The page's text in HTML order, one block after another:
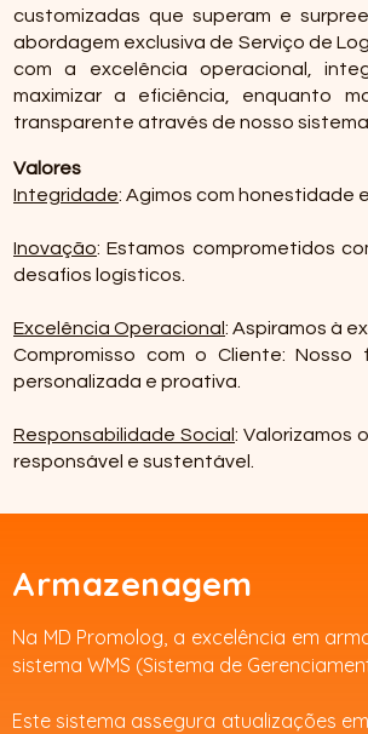
customizadas que superam e
abordagem exclusiva de Serviço de
com a excelência operacional,
maximizar a eficiência, enquanto
transparente através de nosso
Valores
Integridade: Agimos com honestidade
Inovação: Estamos comprometidos
desafios logísticos.
Excelência Operacional : Aspiramos à
Compromisso com o Cliente:
personalizada e proativa.
Responsabilidade Social : Valorizamos
responsável e sustentável.
Armazenagem
Na MD Promolog, a excelência em
sistema WMS (Sistema de
Este sistema assegura atualizações